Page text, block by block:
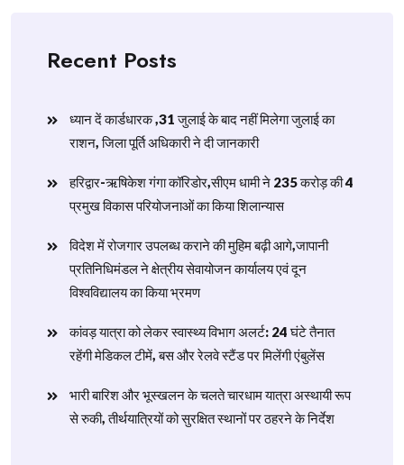
Recent Posts
ध्यान दें कार्डधारक ,31 जुलाई के बाद नहीं मिलेगा जुलाई का
राशन, जिला पूर्ति अधिकारी ने दी जानकारी
हरिद्वार-ऋषिकेश गंगा कॉरिडोर,सीएम धामी ने 235 करोड़ की 4
प्रमुख विकास परियोजनाओं का किया शिलान्यास
विदेश में रोजगार उपलब्ध कराने की मुहिम बढ़ी आगे,जापानी
प्रतिनिधिमंडल ने क्षेत्रीय सेवायोजन कार्यालय एवं दून
विश्वविद्यालय का किया भ्रमण
​कांवड़ यात्रा को लेकर स्वास्थ्य विभाग अलर्ट: 24 घंटे तैनात
रहेंगी मेडिकल टीमें, बस और रेलवे स्टैंड पर मिलेंगी एंबुलेंस
​भारी बारिश और भूस्खलन के चलते चारधाम यात्रा अस्थायी रूप
से रुकी, तीर्थयात्रियों को सुरक्षित स्थानों पर ठहरने के निर्देश